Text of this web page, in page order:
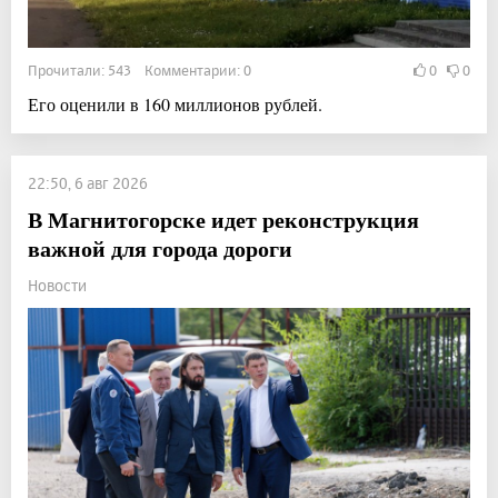
Прочитали: 543 Комментарии: 0 0 0
Его оценили в 160 миллионов рублей.
22:50, 6 авг 2026
В Магнитогорске идет реконструкция
важной для города дороги
Новости